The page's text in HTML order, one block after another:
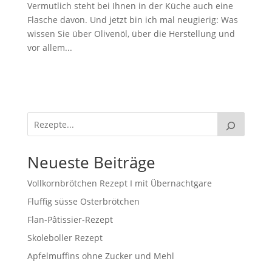
Vermutlich steht bei Ihnen in der Küche auch eine
Flasche davon. Und jetzt bin ich mal neugierig: Was
wissen Sie über Olivenöl, über die Herstellung und
vor allem...
Neueste Beiträge
Vollkornbrötchen Rezept I mit Übernachtgare
Fluffig süsse Osterbrötchen
Flan-Pâtissier-Rezept
Skoleboller Rezept
Apfelmuffins ohne Zucker und Mehl